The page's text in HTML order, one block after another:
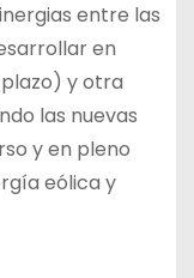
entre las
en
y otra
las nuevas
y en pleno
eólica y